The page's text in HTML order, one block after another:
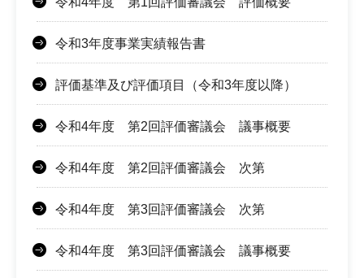
令和3年度事業実績報告書
評価基準及び評価項目（令和3年度以降）
令和4年度 第2回評価審議会 議事概要
令和4年度 第2回評価審議会 次第
令和4年度 第3回評価審議会 次第
令和4年度 第3回評価審議会 議事概要